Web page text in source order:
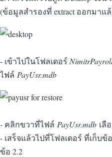
(ข้อมูลสำรองที่ extract ออกมาแ
- เข้าไปในโฟลเดอร์
ไฟล์ PayUsr.mdb
- คลิกขวาที่ไฟล์ PayUsr.mdb เลื
- เสร็จแล้วไปที่โฟลเดอร์ ที่เก็บ
ข้อ 2.2